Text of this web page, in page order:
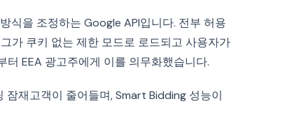
식을 조정하는 Google API입니다. 전부 허용
가 쿠키 없는 제한 모드로 로드되고 사용자가
EEA 광고주에게 이를 의무화했습니다.
재고객이 줄어들며, Smart Bidding 성능이